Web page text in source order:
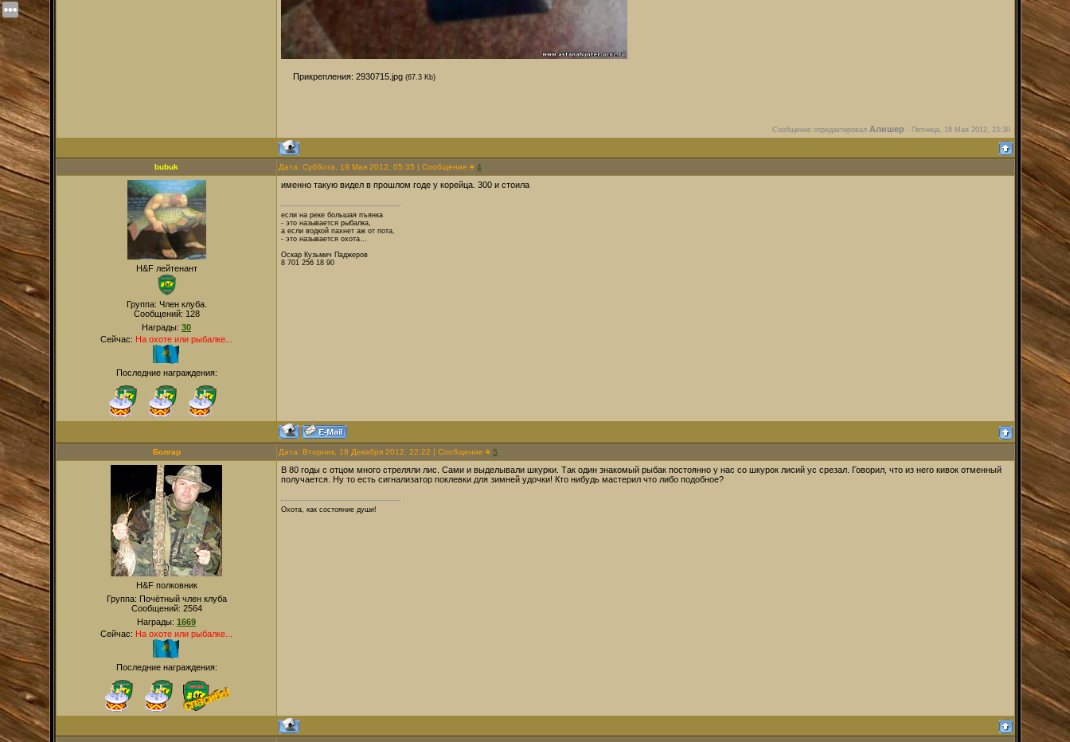
Прикрепления: 2930715.jpg (67.3 Kb)
Сообщение отредактировал Алишер - Пятница, 18 Мая 2012, 23:30
bubuk Дата: Суббота, 19 Мая 2012, 05:35 | Сообщение # 4
H&F лейтенант
Группа: Член клуба.
Сообщений: 128
Награды: 30
Сейчас: На охоте или рыбалке...
Последние награждения:
именно такую видел в прошлом годе у корейца. 300 и стоила
если на реке большая пъянка
- это называется рыбалка,
а если водкой пахнет аж от пота,
- это называется охота...
Оскар Кузьмич Паджеров
8 701 256 18 90
Болгар Дата: Вторник, 18 Декабря 2012, 22:22 | Сообщение # 5
H&F полковник
Группа: Почётный член клуба
Сообщений: 2564
Награды: 1669
Сейчас: На охоте или рыбалке...
Последние награждения:
В 80 годы с отцом много стреляли лис. Сами и выделывали шкурки. Так один знакомый рыбак постоянно у нас со шкурок лисий ус срезал. Говорил, что из него кивок отменный
получается. Ну то есть сигнализатор поклевки для зимней удочки! Кто нибудь мастерил что либо подобное?
Охота, как состояние души!